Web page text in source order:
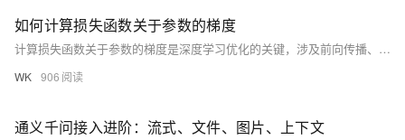
如何计算损失函数关于参数的梯度
计算损失函数关于参数的梯度是深度学习优化的关键，涉及前向传播、损失计算、反向传播及参数更新等多个步骤。首先，输入数据经由模型各层前向传播生成预测结果；其次，利用损失函数评估预测与实际标签间的差距；再次，采用反向传播算法自输出层逐层向前计算梯度；过程中需考虑激活函数、输入数据及相邻层梯度影响。针对不同层类型，如线性层或非线性层（ReLU、Sigmoid），梯度计算方式各异。最终，借助梯度下降法或其他优化算法更新模型参数，直至满足特定停止条件。实际应用中还需解决梯度消失与爆炸问题，确保模型稳定训练。
WK 906
通义千问接入进阶：流式、文件、图片、上下文